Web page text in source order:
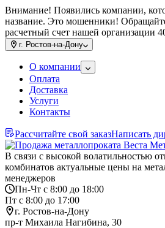
Внимание! Появились компании,
название. Это мошенники!
расчетный счет нашей организации
г. Ростов-на-Дону
О компании
Оплата
Доставка
Услуги
Контакты
Рассчитайте свой заказНаписать
В связи с высокой волатильностью
комбинатов актуальные цены на
менеджеров
Пн-Чт с 8:00 до 18:00
Пт с 8:00 до 17:00
г. Ростов-на-Дону
пр-т Михаила Нагибина, 30